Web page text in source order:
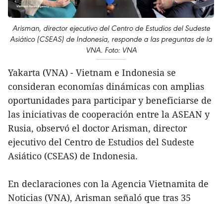
Arisman, director ejecutivo del Centro de Estudios del Sudeste
Asiático (CSEAS) de Indonesia, responde a las preguntas de la
VNA. Foto: VNA
Yakarta (VNA) - Vietnam e Indonesia se
consideran economías dinámicas con amplias
oportunidades para participar y beneficiarse de
las iniciativas de cooperación entre la ASEAN y
Rusia, observó el doctor Arisman, director
ejecutivo del Centro de Estudios del Sudeste
Asiático (CSEAS) de Indonesia.
En declaraciones con la Agencia Vietnamita de
Noticias (VNA), Arisman señaló que tras 35